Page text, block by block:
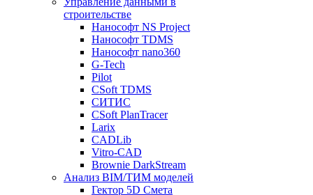
строительстве
Нанософт NS Project
Нанософт TDMS
Нанософт nano360
G-Tech
Pilot
CSoft TDMS
СИТИС
CSoft PlanTracer
Larix
CADLib
Vitro-CAD
Brownie DarkStream
Анализ BIM/ТИМ моделей
Гектор 5D Смета